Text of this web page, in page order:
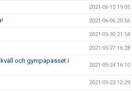
2021-06-13 19:05
2021-06-06 20:56
2021-05-30 21:54
2021-05-27 16:28
och gympapasset i
2021-05-24 16:10
2021-05-23 12:29